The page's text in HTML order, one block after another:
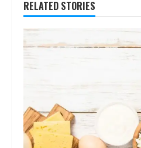
RELATED STORIES